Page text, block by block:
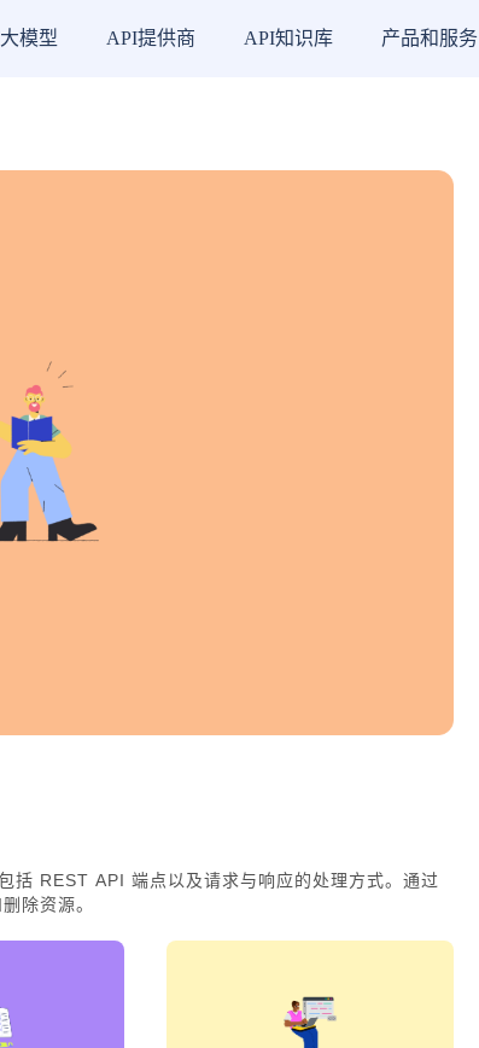
模型 API提供商 API知识库 产品和服务
括 REST API 端点以及请求与响应的处理方式。通过
除资源。